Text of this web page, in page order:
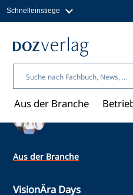
Inhalt
Schnelleinstiege
Fachbücher & Shop
Über uns
Aus der Branche
Aus der Branche
VisionÄra Days